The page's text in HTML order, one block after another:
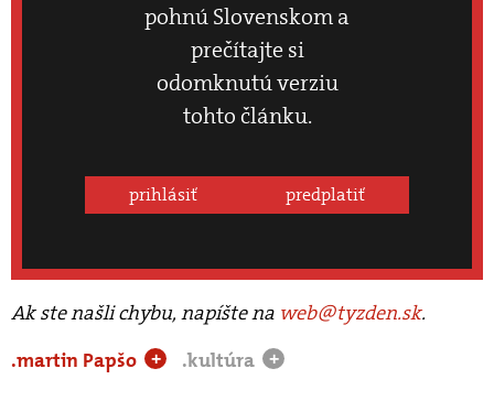
pohnú Slovenskom a
prečítajte si
odomknutú verziu
tohto článku.
prihlásiť predplatiť
Ak ste našli chybu, napíšte na web@tyzden.sk.
.martin Papšo
+ .kultúra +